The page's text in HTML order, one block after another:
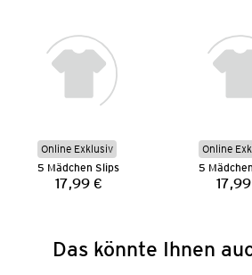
Online Exklusiv
5 Mädchen Slips
Preis:
17,99 €
Online
5
Das könnte Ihnen